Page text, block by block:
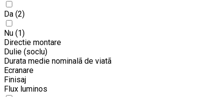
Da (2)
Nu (1)
Directie montare
Dulie (soclu)
Durata medie nominalã de viatã
Ecranare
Finisaj
Flux luminos